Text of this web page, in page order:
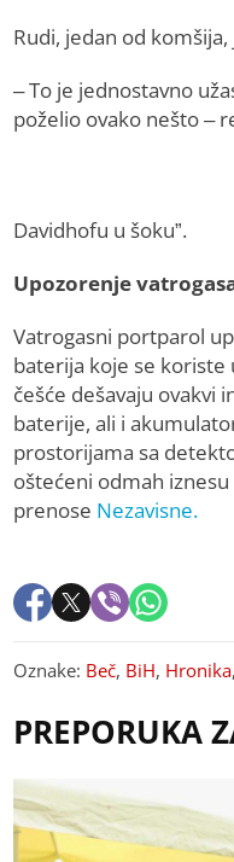
Rudi, jedan od
– To je jednostavno
poželio ovako nešto –
Davidhofu u šoku”.
Upozorenje
Vatrogasni portparol
baterija koje se koriste
češće dešavaju ovakvi
baterije, ali i
prostorijama sa
oštećeni odmah
prenose Nezavisne.
Oznake: Beč, BiH, Hronika,
PREPORUKA